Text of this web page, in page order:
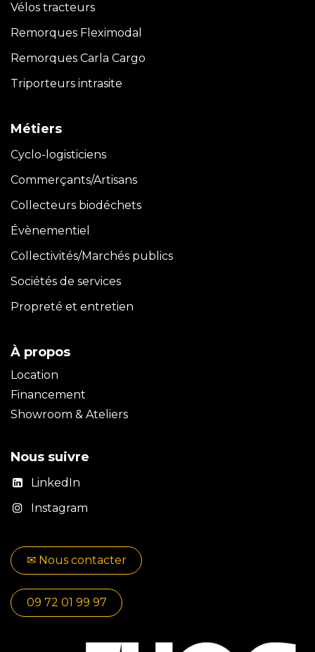
Vélos tracteurs
Remorques Fleximodal
Remorques Carla Cargo
Triporteurs intrasite
Métiers
Cyclo-logisticiens
Commerçants/Artisans
Collecteurs biodéchets
Évènementiel
Collectivités/Marchés publics
Sociétés de services
Propreté et entretien
À propos
Location
Financement
Showroom & Ateliers
Nous suivre
LinkedIn
Instagram
✉​​ No​​​​us contacter
09 72 01 99 97